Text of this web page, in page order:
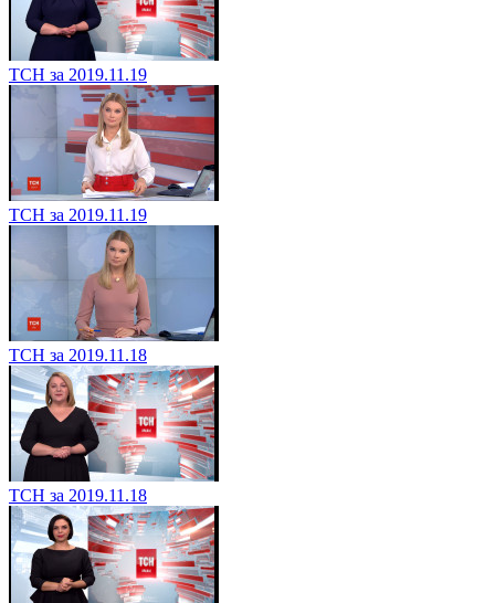
ТСН за 2019.11.19
ТСН за 2019.11.19
ТСН за 2019.11.18
ТСН за 2019.11.18